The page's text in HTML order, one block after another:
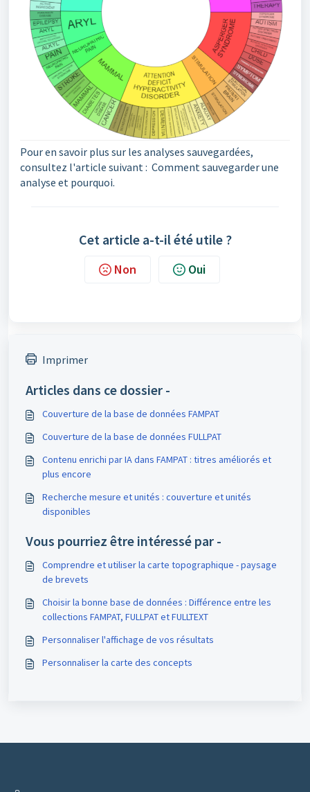
Pour en savoir plus sur les analyses sauvegardées,
consultez l'article suivant : Comment sauvegarder une
analyse et pourquoi.
Cet article a-t-il été utile ?
Non Oui
Imprimer
Articles dans ce dossier -
Couverture de la base de données FAMPAT
Couverture de la base de données FULLPAT
Contenu enrichi par IA dans FAMPAT : titres améliorés et
plus encore
Recherche mesure et unités : couverture et unités
disponibles
Vous pourriez être intéressé par -
Comprendre et utiliser la carte topographique - paysage
de brevets
Choisir la bonne base de données : Différence entre les
collections FAMPAT, FULLPAT et FULLTEXT
Personnaliser l'affichage de vos résultats
Personnaliser la carte des concepts